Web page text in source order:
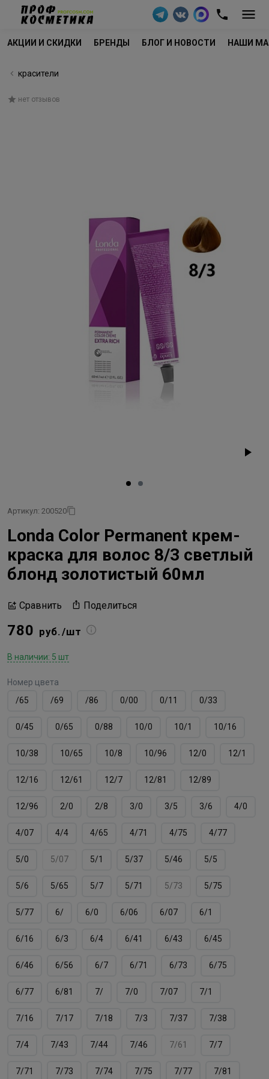
АКЦИИ И СКИДКИ БРЕНДЫ БЛОГ И НОВОСТИ НАШИ
красители
нет отзывов
Артикул: 200520
Londa Color Permanent крем-
краска для волос 8/3 светлый
блонд золотистый 60мл
Сравнить Поделиться
780 руб./шт
В наличии: 5 шт
Номер цвета
/65
/69 /86 0/00 0/11 0/33
0/45 0/65 0/88 10/0 10/1 10/16
10/38 10/65 10/8 10/96 12/0 12/1
12/16 12/61 12/7 12/81 12/89
12/96 2/0 2/8 3/0 3/5 3/6 4/0
4/07 4/4 4/65 4/71 4/75 4/77
5/0 5/07 5/1 5/37 5/46 5/5
5/6 5/65 5/7 5/71 5/73 5/75
5/77 6/ 6/0 6/06 6/07 6/1
6/16 6/3 6/4 6/41 6/43 6/45
6/46 6/56 6/7 6/71 6/73 6/75
6/77 6/81 7/ 7/0 7/07 7/1
7/16 7/17 7/18 7/3 7/37 7/38
7/4 7/43 7/44 7/46 7/61 7/7
7/71 7/73 7/74 7/75 7/77 7/81